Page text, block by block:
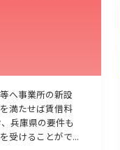
へ事業所の新設
満たせば賃借料
兵庫県の要件も
受けることがで...